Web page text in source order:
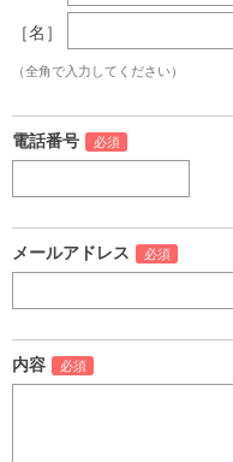
［名］
（全角で入力してください）
電話番号
メールアドレス
内容